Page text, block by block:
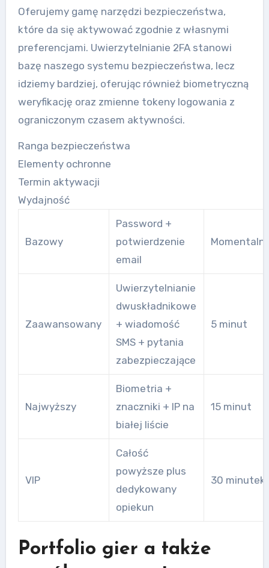
Oferujemy gamę narzędzi bezpieczeństwa,
które da się aktywować zgodnie z własnymi
preferencjami. Uwierzytelnianie 2FA stanowi
bazę naszego systemu bezpieczeństwa, lecz
idziemy bardziej, oferując również biometryczną
weryfikację oraz zmienne tokeny logowania z
ograniczonym czasem aktywności.
Ranga bezpieczeństwa
Elementy ochronne
Termin aktywacji
Wydajność
Bazowy
Password +
potwierdzenie
email
Zaawansowany
Uwierzytelnianie
dwuskładnikowe
+ wiadomość
SMS + pytania
zabezpieczające
5 minut
Najwyższy
Biometria +
znaczniki + IP na
białej liście
15 minut
VIP
Całość
powyższe plus
dedykowany
opiekun
30 minutek
Portfolio gier a także